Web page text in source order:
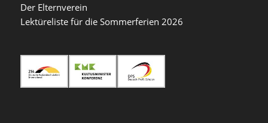
Der Elternverein
Lektüreliste für die Sommerferien 2026